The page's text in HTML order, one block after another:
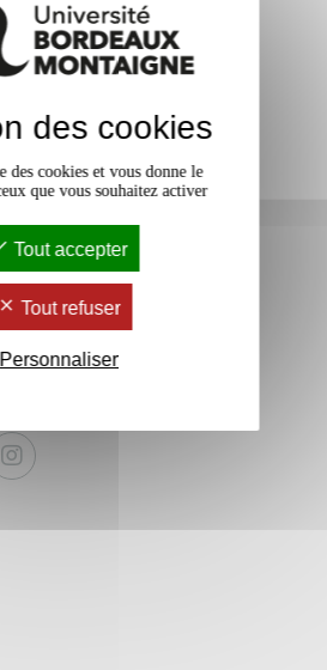
des cookies
des cookies et vous donne le
que vous souhaitez activer
Tout accepter
Tout refuser
Personnaliser